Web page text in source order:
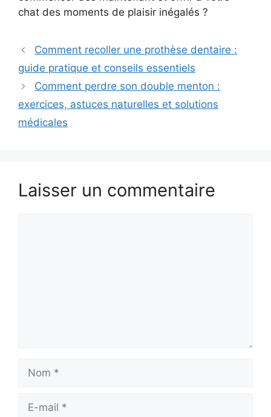
chat des moments de plaisir inégalés ?
Comment recoller une prothèse dentaire :
guide pratique et conseils essentiels
Comment perdre son double menton :
exercices, astuces naturelles et solutions
médicales
Laisser un commentaire
Nom